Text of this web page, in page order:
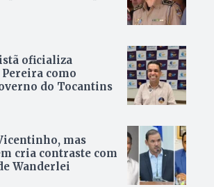
oficializa
como
do Tocantins
mas
cria contraste com
Wanderlei